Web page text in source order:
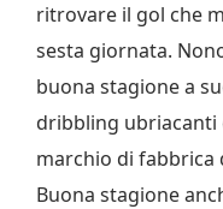
ritrovare il gol che
sesta giornata.
buona stagione a
dribbling ubriacanti
marchio di fabbrica
Buona stagione